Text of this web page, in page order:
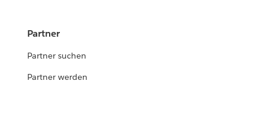
Partner
Partner suchen
Partner werden